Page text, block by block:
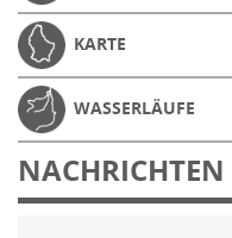
KARTE
WASSERLÄUFE
NACHRICHTEN